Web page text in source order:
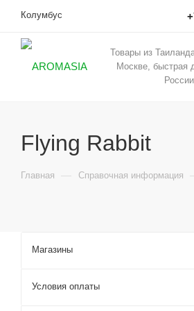
Колумбус
Товары из
Москве, быстрая
России
Flying Rabbit
Главная — Справочная информация
Магазины
Условия оплаты